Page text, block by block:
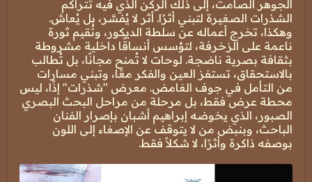
الجوهر الصامت، إلى ذلك الركن الذي فيه تتراكم
الشذرات الصغيرة لتبني أثرًا. أثر لا يُفسَّر، بل يُعاش.
وهكذا، تخرج أعماله عن سلطة الديكور، وتُقيم ثورة
ناعمة على الزخرفة، لتؤسس أنساقًا داخلية مشروطة
بثقافة بصرية ناضجة. لوحات لا تُمنح مجانًا، بل تُطالب
بالاستحقاق، تستفز العين والفكر معًا، وتبني مسارات
من التأمل في جوف الغامض. معرض "شذرات" إذًا، ليس
محطة عرض فقط، بل مرحلة من مراحل البحث البصري
الصبور، الذي يخوضه إبراهيم أشبان بإصرار الفنان
الباحث، وبنبض من لا يتوقف عن الإصغاء إلى اللون
بوصفه ذاكرة وأثرًا، لا شكلاً فقط.